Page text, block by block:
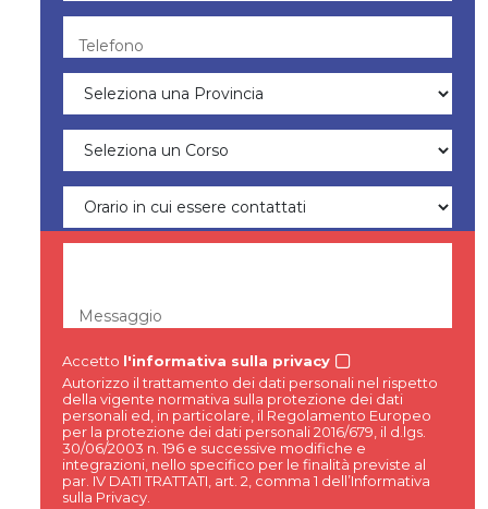
Telefono
Messaggio
Accetto l'informativa sulla privacy
Autorizzo il trattamento dei dati personali nel rispetto
della vigente normativa sulla protezione dei dati
personali ed, in particolare, il Regolamento Europeo
per la protezione dei dati personali 2016/679, il d.lgs.
30/06/2003 n. 196 e successive modifiche e
integrazioni, nello specifico per le finalità previste al
par. IV DATI TRATTATI, art. 2, comma 1 dell’Informativa
sulla Privacy.